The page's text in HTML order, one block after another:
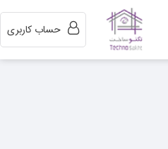
حساب کاربری